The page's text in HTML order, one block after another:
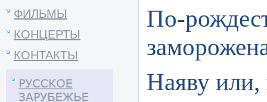
ФИЛЬМЫ
КОНЦЕРТЫ
КОНТАКТЫ
По-
Наяву или,